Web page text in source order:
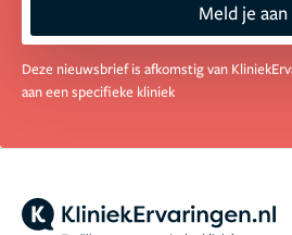
Meld je aan
Deze nieuwsbrief is afkomstig van
aan een specifieke kliniek